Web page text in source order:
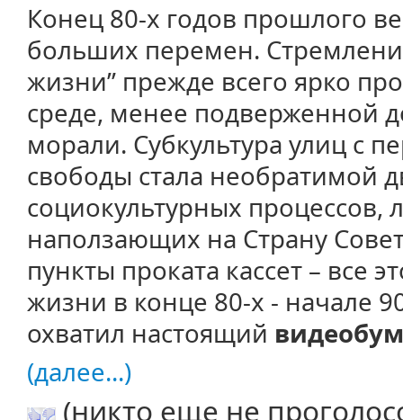
Конец 80-х годов прошлого
больших перемен.
жизни” прежде всего ярко
среде, менее подверженной
морали. Субкультура улиц с
свободы стала необратимой
социокультурных процессов,
наползающих на Страну
пункты проката кассет – все
жизни в конце 80-х - начале
охватил настоящий видеобум
(далее...)
(никто еще не